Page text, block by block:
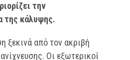
την
της κάλυψης.
ξεκινά από τον ακριβή
Οι εξωτερικοί